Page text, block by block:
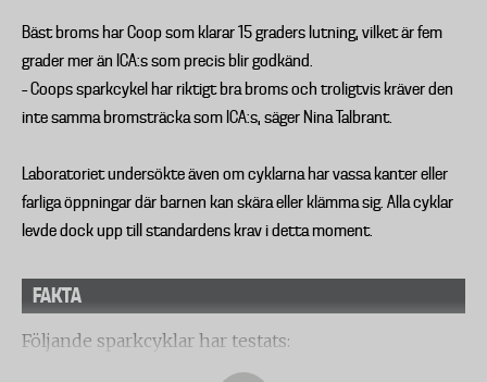
Bäst broms har Coop som klarar 15 graders lutning, vilket är fem
grader mer än ICA:s som precis blir godkänd.
– Coops sparkcykel har riktigt bra broms och troligtvis kräver den
inte samma bromsträcka som ICA:s, säger Nina Talbrant.
Laboratoriet undersökte även om cyklarna har vassa kanter eller
farliga öppningar där barnen kan skära eller klämma sig. Alla cyklar
levde dock upp till standardens krav i detta moment.
FAKTA
Följande sparkcyklar har testats: